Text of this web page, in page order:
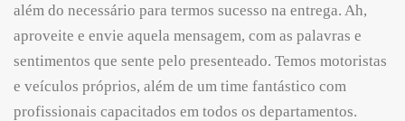
além do necessário para termos sucesso na entrega. Ah,
aproveite e envie aquela mensagem, com as palavras e
sentimentos que sente pelo presenteado. Temos motoristas
e veículos próprios, além de um time fantástico com
profissionais capacitados em todos os departamentos.